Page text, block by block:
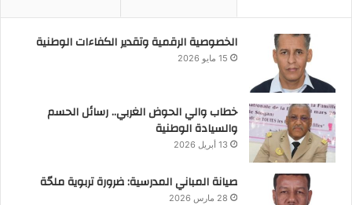
الخصوصية الرقمية وتقدير الكفاءات الوطنية
15 مايو 2026
خطاب والي الحوض الغربي.. رسائل الحسم
والسيادة الوطنية
13 أبريل 2026
صيانة المباني المدرسية: ضرورة تربوية ملحّة
28 مارس 2026